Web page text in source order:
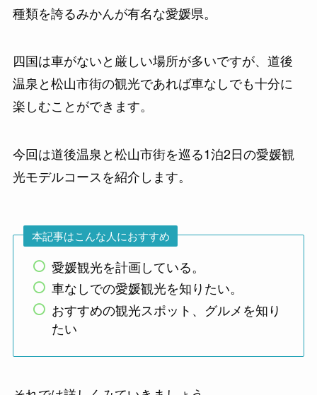
種類を誇るみかんが有名な愛媛県。
四国は車がないと厳しい場所が多いですが、道後
温泉と松山市街の観光であれば車なしでも十分に
楽しむことができます。
今回は道後温泉と松山市街を巡る1泊2日の愛媛観
光モデルコースを紹介します。
本記事はこんな人におすすめ
愛媛観光を計画している。
車なしでの愛媛観光を知りたい。
おすすめの観光スポット、グルメを知り
たい